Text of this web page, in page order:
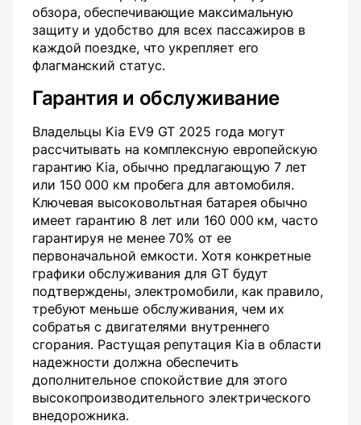
обзора, обеспечивающие максимальную
защиту и удобство для всех пассажиров в
каждой поездке, что укрепляет его
флагманский статус.
Гарантия и обслуживание
Владельцы Kia EV9 GT 2025 года могут
рассчитывать на комплексную европейскую
гарантию Kia, обычно предлагающую 7 лет
или 150 000 км пробега для автомобиля.
Ключевая высоковольтная батарея обычно
имеет гарантию 8 лет или 160 000 км, часто
гарантируя не менее 70% от ее
первоначальной емкости. Хотя конкретные
графики обслуживания для GT будут
подтверждены, электромобили, как правило,
требуют меньше обслуживания, чем их
собратья с двигателями внутреннего
сгорания. Растущая репутация Kia в области
надежности должна обеспечить
дополнительное спокойствие для этого
высокопроизводительного электрического
внедорожника.